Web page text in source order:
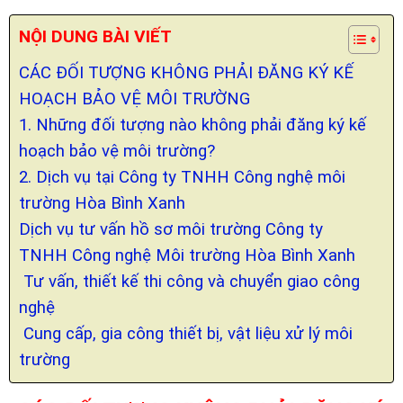
NỘI DUNG BÀI VIẾT
CÁC ĐỐI TƯỢNG KHÔNG PHẢI ĐĂNG KÝ KẾ
HOẠCH BẢO VỆ MÔI TRƯỜNG
1. Những đối tượng nào không phải đăng ký kế
hoạch bảo vệ môi trường?
2. Dịch vụ tại Công ty TNHH Công nghệ môi
trường Hòa Bình Xanh
Dịch vụ tư vấn hồ sơ môi trường Công ty
TNHH Công nghệ Môi trường Hòa Bình Xanh
Tư vấn, thiết kế thi công và chuyển giao công
nghệ
Cung cấp, gia công thiết bị, vật liệu xử lý môi
trường